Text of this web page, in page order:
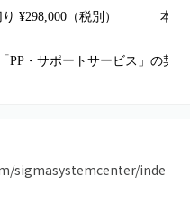
¥298,000（税別） 本体
PP・サポートサービス」の契
sigmasystemcenter/inde